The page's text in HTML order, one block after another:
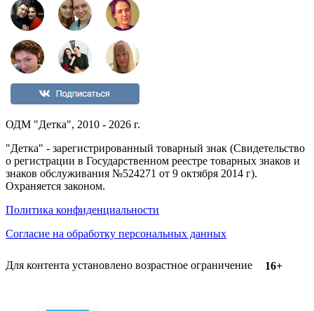
ОДМ "Детка", 2010 - 2026 г.
"Детка" - зарегистрированный товарный знак (Свидетельство
о регистрации в Государственном реестре товарных знаков и
знаков обслуживания №524271 от 9 октября 2014 г).
Охраняется законом.
Политика конфиденциальности
Согласие на обработку персональных данных
Для контента установлено возрастное ограничение 16+